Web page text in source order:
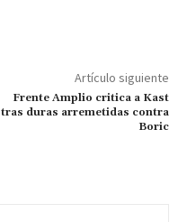
Artículo siguiente
Frente Amplio critica a Kast
tras duras arremetidas contra
Boric